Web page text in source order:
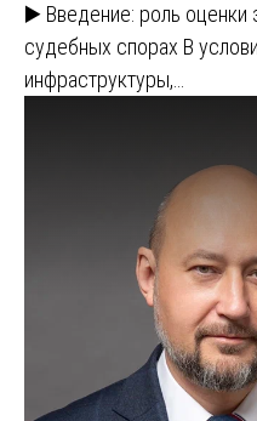
▶️ Введение: роль оценки
судебных спорах В
инфраструктуры,…